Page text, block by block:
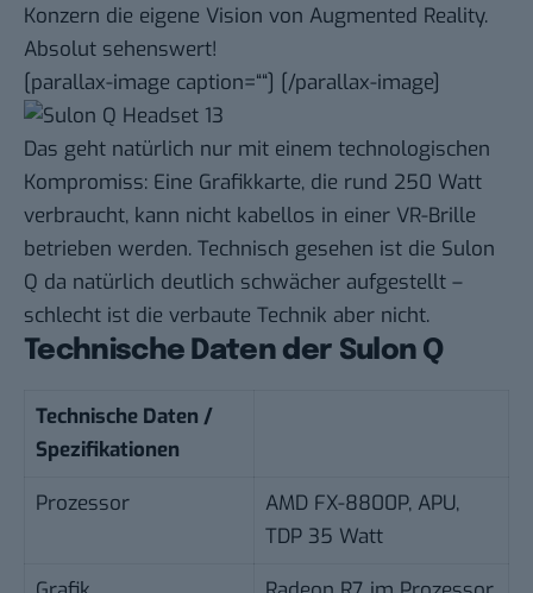
Konzern die eigene Vision von Augmented Reality.
Absolut sehenswert!
[parallax-image caption=““] [/parallax-image]
Das geht natürlich nur mit einem technologischen
Kompromiss: Eine Grafikkarte, die rund 250 Watt
verbraucht, kann nicht kabellos in einer VR-Brille
betrieben werden. Technisch gesehen ist die Sulon
Q da natürlich deutlich schwächer aufgestellt –
schlecht ist die verbaute Technik aber nicht.
Technische Daten der Sulon Q
Technische Daten /
Spezifikationen
Prozessor
AMD FX-8800P, APU,
TDP 35 Watt